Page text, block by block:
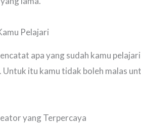
Pelajari
apa yang sudah kamu
Untuk itu kamu tidak boleh malas
yang Terpercaya